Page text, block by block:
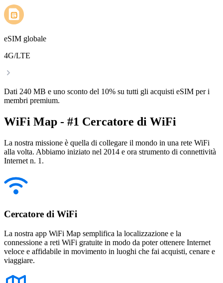
eSIM globale
4G/LTE
Dati 240 MB e uno sconto del 10% su tutti gli acquisti eSIM per i
membri premium.
WiFi Map - #1 Cercatore di WiFi
La nostra missione è quella di collegare il mondo in una rete WiFi
alla volta. Abbiamo iniziato nel 2014 e ora strumento di connettività
Internet n. 1.
Cercatore di WiFi
La nostra app WiFi Map semplifica la localizzazione e la
connessione a reti WiFi gratuite in modo da poter ottenere Internet
veloce e affidabile in movimento in luoghi che fai acquisti, cenare e
viaggiare.